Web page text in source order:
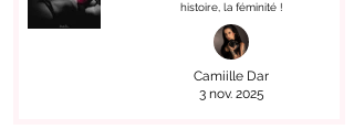
histoire, la féminité !
Camiille Dar
3 nov. 2025